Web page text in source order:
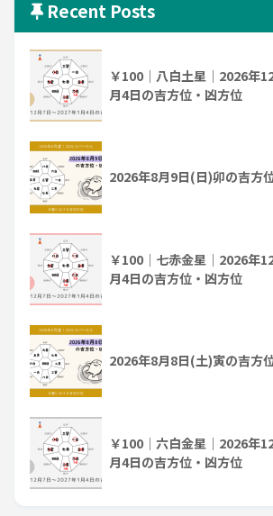
Recent Posts
￥100｜八白土星｜2026年
月4日の吉方位・凶方位
2026年8月9日(日)卯の吉方
￥100｜七赤金星｜2026年
月4日の吉方位・凶方位
2026年8月8日(土)寅の吉方
￥100｜六白金星｜2026年
月4日の吉方位・凶方位